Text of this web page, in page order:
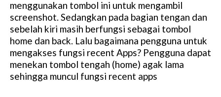
menggunakan tombol ini untuk mengambil
screenshot. Sedangkan pada bagian tengan dan
sebelah kiri masih berfungsi sebagai tombol
home dan back. Lalu bagaimana pengguna untuk
mengakses fungsi recent Apps? Pengguna dapat
menekan tombol tengah (home) agak lama
sehingga muncul fungsi recent apps